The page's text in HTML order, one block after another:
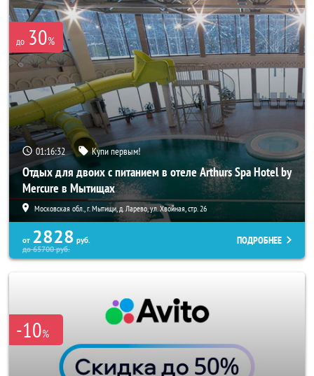
до 30%
01:16:30 Купи первым!
Отдых для двоих с питанием в отеле Arthurs Spa Hotel by
Mercure в Мытищах
Московская обл., г. Мытищи, д. Ларево, ул. Хвойная, стр. 26
от 2828 руб.
до65700руб.
ПОДРОБНЕЕ
-10%